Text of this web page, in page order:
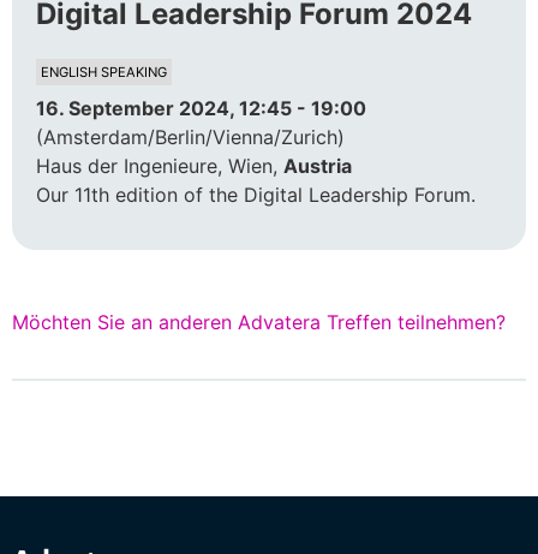
Digital Leadership Forum 2024
ENGLISH SPEAKING
16. September 2024, 12:45 - 19:00
(Amsterdam/Berlin/Vienna/Zurich)
Haus der Ingenieure, Wien, Austria
Our 11th edition of the Digital Leadership Forum.
Möchten Sie an anderen Advatera Treffen teilnehmen?